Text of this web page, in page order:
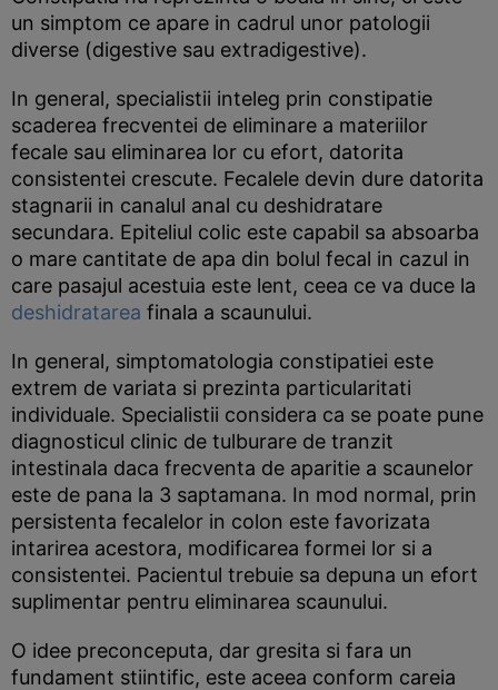
un simptom ce apare in cadrul unor patologii
diverse (digestive sau extradigestive).
In general, specialistii inteleg prin constipatie
scaderea frecventei de eliminare a materiilor
fecale sau eliminarea lor cu efort, datorita
consistentei crescute. Fecalele devin dure datorita
stagnarii in canalul anal cu deshidratare
secundara. Epiteliul colic este capabil sa absoarba
o mare cantitate de apa din bolul fecal in cazul in
care pasajul acestuia este lent, ceea ce va duce la
deshidratarea finala a scaunului.
In general, simptomatologia constipatiei este
extrem de variata si prezinta particularitati
individuale. Specialistii considera ca se poate pune
diagnosticul clinic de tulburare de tranzit
intestinala daca frecventa de aparitie a scaunelor
este de pana la 3 saptamana. In mod normal, prin
persistenta fecalelor in colon este favorizata
intarirea acestora, modificarea formei lor si a
consistentei. Pacientul trebuie sa depuna un efort
suplimentar pentru eliminarea scaunului.
O idee preconceputa, dar gresita si fara un
fundament stiintific, este aceea conform careia